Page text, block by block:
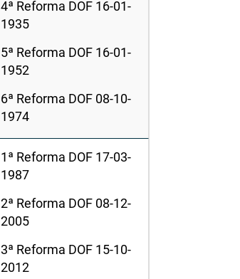
4ª Reforma DOF 16-01-
1935
5ª Reforma DOF 16-01-
1952
6ª Reforma DOF 08-10-
1974
1ª Reforma DOF 17-03-
1987
2ª Reforma DOF 08-12-
2005
3ª Reforma DOF 15-10-
2012